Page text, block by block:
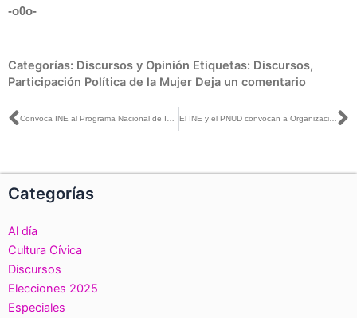
-o0o-
Categorías: Discursos y Opinión Etiquetas: Discursos,
Participación Política de la Mujer Deja un comentario
Ant El INE y el PNUD convocan a Organizaciones de la Sociedad Civil a impulsar la participación política de las mujeres
Categorías
Al día
Cultura Cívica
Discursos
Elecciones 2025
Especiales